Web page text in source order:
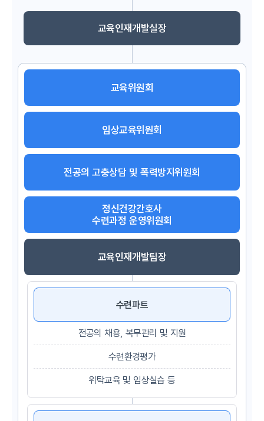
교육인재개발실장
교육위원회
임상교육위원회
교육인재개발팀장
전공의 고충상담 및 폭력방지위원회
정신건강간호사
수련과정 운영위원회
수련파트
전공의 채용, 복무관리 및 지원
수련환경평가
위탁교육 및 임상실습 등